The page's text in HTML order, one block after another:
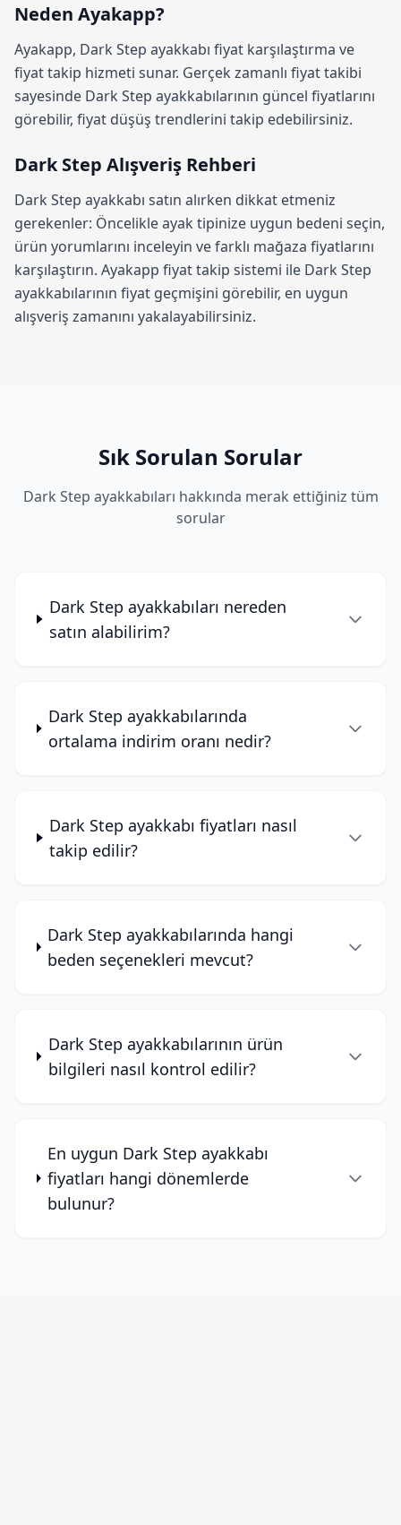
Neden Ayakapp?
Ayakapp, Dark Step ayakkabı fiyat karşılaştırma ve
fiyat takip hizmeti sunar. Gerçek zamanlı fiyat takibi
sayesinde Dark Step ayakkabılarının güncel fiyatlarını
görebilir, fiyat düşüş trendlerini takip edebilirsiniz.
Dark Step Alışveriş Rehberi
Dark Step ayakkabı satın alırken dikkat etmeniz
gerekenler: Öncelikle ayak tipinize uygun bedeni seçin,
ürün yorumlarını inceleyin ve farklı mağaza fiyatlarını
karşılaştırın. Ayakapp fiyat takip sistemi ile Dark Step
ayakkabılarının fiyat geçmişini görebilir, en uygun
alışveriş zamanını yakalayabilirsiniz.
Sık Sorulan Sorular
Dark Step ayakkabıları hakkında merak ettiğiniz tüm
sorular
Dark Step ayakkabıları nereden
satın alabilirim?
Dark Step ayakkabılarında
ortalama indirim oranı nedir?
Dark Step ayakkabı fiyatları nasıl
takip edilir?
Dark Step ayakkabılarında hangi
beden seçenekleri mevcut?
Dark Step ayakkabılarının ürün
bilgileri nasıl kontrol edilir?
En uygun Dark Step ayakkabı
fiyatları hangi dönemlerde
bulunur?